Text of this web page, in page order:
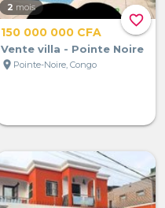
favorite_border
2 mois
150 000 000 CFA
Vente villa - Pointe Noire
location_on Pointe-Noire, Congo